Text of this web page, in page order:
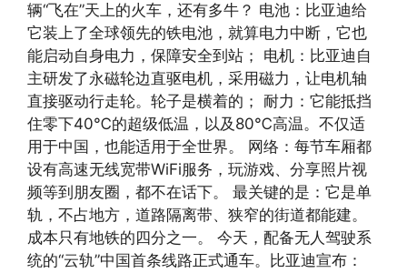
辆“飞在”天上的火车，还有多牛？ 电池：比亚迪给
它装上了全球领先的铁电池，就算电力中断，它也
能启动自身电力，保障安全到站； 电机：比亚迪自
主研发了永磁轮边直驱电机，采用磁力，让电机轴
直接驱动行走轮。轮子是横着的； 耐力：它能抵挡
住零下40℃的超级低温，以及80℃高温。不仅适
用于中国，也能适用于全世界。 网络：每节车厢都
设有高速无线宽带WiFi服务，玩游戏、分享照片视
频等到朋友圈，都不在话下。 最关键的是：它是单
轨，不占地方，道路隔离带、狭窄的街道都能建。
成本只有地铁的四分之一。 今天，配备无人驾驶系
统的“云轨”中国首条线路正式通车。比亚迪宣布：